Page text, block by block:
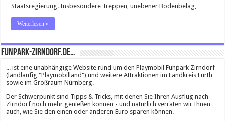
Staatsregierung. Insbesondere Treppen, unebener Bodenbelag, …
Weiterlesen »
Funpark-Zirndorf.de…
... ist eine unabhängige Website rund um den Playmobil Funpark Zirndorf
(landläufig "Playmobilland") und weitere Attraktionen im Landkreis Fürth
sowie im Großraum Nürnberg.
Der Schwerpunkt sind Tipps & Tricks, mit denen Sie Ihren Ausflug nach
Zirndorf noch mehr genießen können - und natürlich verraten wir Ihnen
auch, wie Sie den einen oder anderen Euro sparen können.